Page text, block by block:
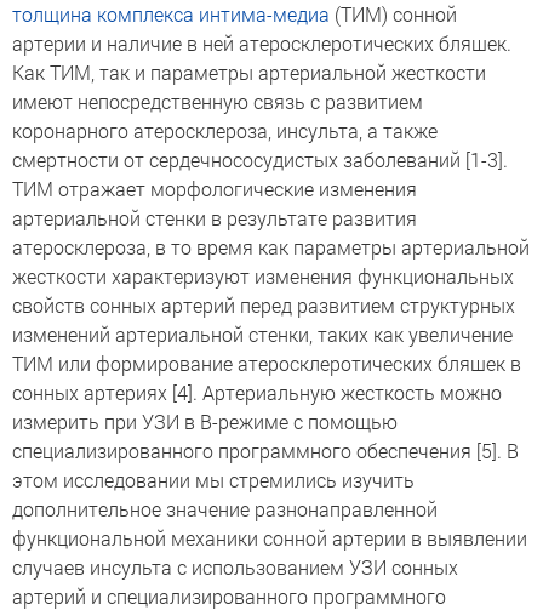
толщина комплекса интима-медиа (ТИМ) сонной
артерии и наличие в ней атеросклеротических бляшек.
Как ТИМ, так и параметры артериальной жесткости
имеют непосредственную связь с развитием
коронарного атеросклероза, инсульта, а также
смертности от сердечнососудистых заболеваний [1-3].
ТИМ отражает морфологические изменения
артериальной стенки в результате развития
атеросклероза, в то время как параметры артериальной
жесткости характеризуют изменения функциональных
свойств сонных артерий перед развитием структурных
изменений артериальной стенки, таких как увеличение
ТИМ или формирование атеросклеротических бляшек в
сонных артериях [4]. Артериальную жесткость можно
измерить при УЗИ в B-режиме с помощью
специализированного программного обеспечения [5]. В
этом исследовании мы стремились изучить
дополнительное значение разнонаправленной
функциональной механики сонной артерии в выявлении
случаев инсульта с использованием УЗИ сонных
артерий и специализированного программного